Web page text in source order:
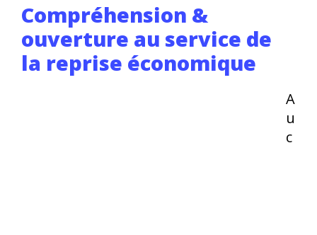
Compréhension &
ouverture au service de
la reprise économique
A
u
c